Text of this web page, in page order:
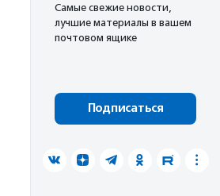
Cамые свежие новости,
лучшие материалы в вашем
почтовом ящике
Подписаться